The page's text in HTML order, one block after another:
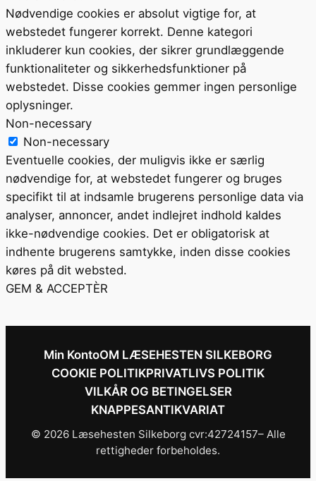
Nødvendige cookies er absolut vigtige for, at
webstedet fungerer korrekt. Denne kategori
inkluderer kun cookies, der sikrer grundlæggende
funktionaliteter og sikkerhedsfunktioner på
webstedet. Disse cookies gemmer ingen personlige
oplysninger.
Non-necessary
Non-necessary
Eventuelle cookies, der muligvis ikke er særlig
nødvendige for, at webstedet fungerer og bruges
specifikt til at indsamle brugerens personlige data via
analyser, annoncer, andet indlejret indhold kaldes
ikke-nødvendige cookies. Det er obligatorisk at
indhente brugerens samtykke, inden disse cookies
køres på dit websted.
GEM & ACCEPTÈR
Min KontoOM LÆSEHESTEN SILKEBORG
COOKIE POLITIKPRIVATLIVS POLITIK
VILKÅR OG BETINGELSER
KNAPPESANTIKVARIAT
© 2026 Læsehesten Silkeborg cvr:42724157– Alle
rettigheder forbeholdes.